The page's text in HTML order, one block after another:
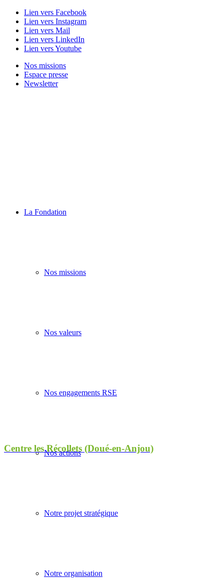
Lien vers Facebook
Lien vers Instagram
Lien vers Mail
Lien vers LinkedIn
Lien vers Youtube
Nos missions
Espace presse
Newsletter
La Fondation
Nos missions
Nos valeurs
Nos engagements RSE
Nos actions
Notre projet stratégique
Notre organisation
Centre les Récollets (Doué-en-Anjou)